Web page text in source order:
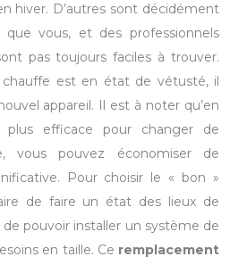
hiver. D’autres sont décidément
vous, et des professionnels
pas toujours faciles à trouver.
est en état de vétusté, il
appareil. Il est à noter qu’en
plus efficace pour changer de
vous pouvez économiser de
Pour choisir le « bon »
de faire un état des lieux de
pouvoir installer un système de
en taille. Ce remplacement